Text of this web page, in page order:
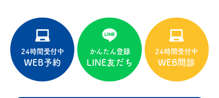
24時間受付中
WEB予約
かんたん登録
LINE友だち
24時間受付中
WEB問診